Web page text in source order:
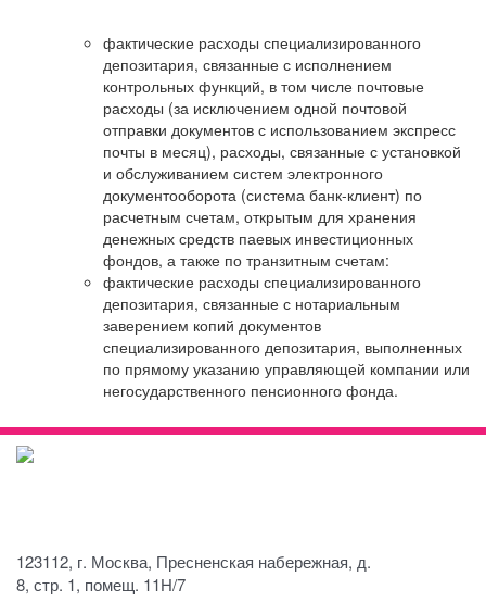
фактические расходы специализированного
депозитария, связанные с исполнением
контрольных функций, в том числе почтовые
расходы (за исключением одной почтовой
отправки документов с использованием экспресс
почты в месяц), расходы, связанные с установкой
и обслуживанием систем электронного
документооборота (система банк-клиент) по
расчетным счетам, открытым для хранения
денежных средств паевых инвестиционных
фондов, а также по транзитным счетам:
фактические расходы специализированного
депозитария, связанные с нотариальным
заверением копий документов
специализированного депозитария, выполненных
по прямому указанию управляющей компании или
негосударственного пенсионного фонда.
123112, г. Москва, Пресненская набережная, д.
8, стр. 1, помещ. 11H/7